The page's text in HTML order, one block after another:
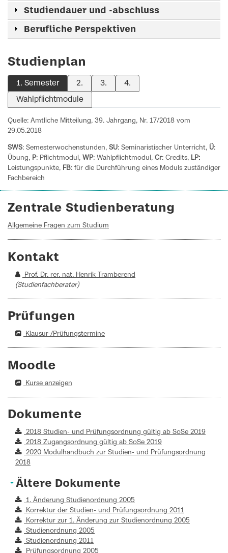
Studiendauer und -abschluss
Berufliche Perspektiven
Studienplan
1. Semester 2. 3. 4.
Wahlpflichtmodule
Quelle: Amtliche Mitteilung, 39. Jahrgang, Nr. 17/2018 vom
29.05.2018
SWS: Semesterwochenstunden, SU: Seminaristischer Unterricht, Ü:
Übung, P: Pflichtmodul, WP: Wahlpflichtmodul, Cr: Credits, LP:
Leistungspunkte, FB: für die Durchführung eines Moduls zuständiger
Fachbereich
Zentrale Studienberatung
Allgemeine Fragen zum Studium
Kontakt
Prof. Dr. rer. nat. Henrik Tramberend
(Studienfachberater)
Prüfungen
Klausur-/Prüfungstermine
Moodle
Kurse anzeigen
Dokumente
2018 Studien- und Prüfungsordnung gültig ab SoSe 2019
2018 Zugangsordnung gültig ab SoSe 2019
2020 Modulhandbuch zur Studien- und Prüfungsordnung
2018
Ältere Dokumente
1. Änderung Studienordnung 2005
Korrektur der Studien- und Prüfungsordnung 2011
Korrektur zur 1. Änderung zur Studienordnung 2005
Studienordnung 2005
Studienordnung 2011
Prüfungsordnung 2005